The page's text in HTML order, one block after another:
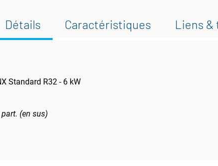
Détails Caractéristiques Liens
Standard R32 - 6 kW
(en sus)